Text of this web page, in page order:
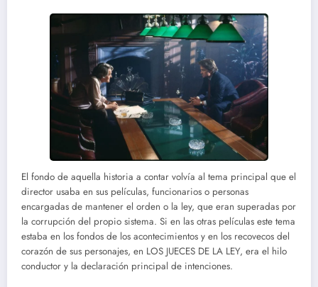
El fondo de aquella historia a contar volvía al tema principal que el
director usaba en sus películas, funcionarios o personas
encargadas de mantener el orden o la ley, que eran superadas por
la corrupción del propio sistema. Si en las otras películas este tema
estaba en los fondos de los acontecimientos y en los recovecos del
corazón de sus personajes, en LOS JUECES DE LA LEY, era el hilo
conductor y la declaración principal de intenciones.